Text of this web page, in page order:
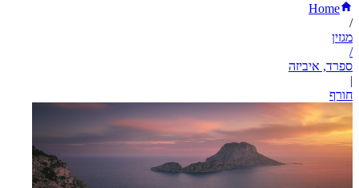
Home
/
מגזין
/
ספרד, איביזה
|
חורף